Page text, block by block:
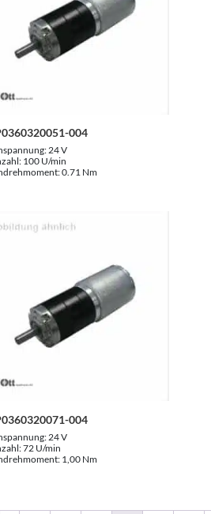
004
24 V
100 U/min
0.71 Nm
004
24 V
72 U/min
1,00 Nm